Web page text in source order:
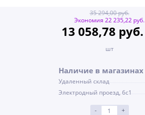
35 294,00 руб.
Экономия 22 235,22 руб.
13 058,78 руб.
шт
Наличие в магазинах
Удаленный склад
Электродный проезд, 6с1
- +